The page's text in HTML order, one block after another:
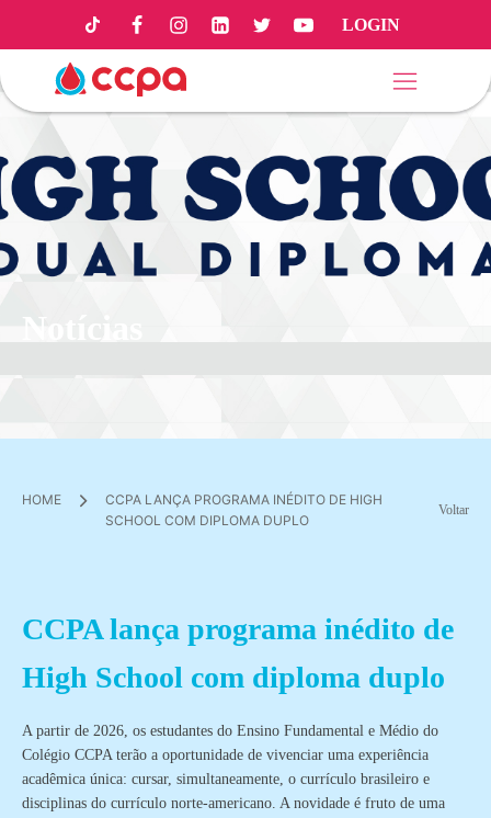
LOGIN
Notícias
HOME
CCPA LANÇA PROGRAMA INÉDITO DE HIGH
SCHOOL COM DIPLOMA DUPLO
Voltar
CCPA lança programa inédito de
High School com diploma duplo
A partir de 2026, os estudantes do Ensino Fundamental e Médio do
Colégio CCPA terão a oportunidade de vivenciar uma experiência
acadêmica única: cursar, simultaneamente, o currículo brasileiro e
disciplinas do currículo norte-americano. A novidade é fruto de uma